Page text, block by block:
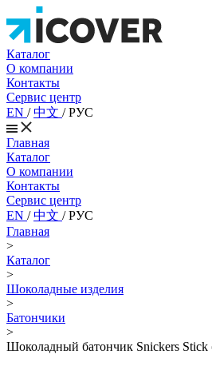
Каталог
О компании
Контакты
Сервис центр
EN /中文 /РУС
Главная
Каталог
О компании
Контакты
Сервис центр
EN /中文 /РУС
Главная
>
Каталог
>
Шоколадные изделия
>
Батончики
>
Шоколадный батончик Snickers Stick